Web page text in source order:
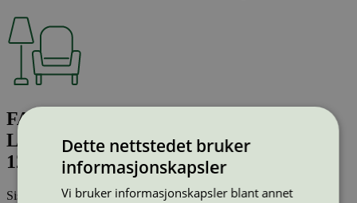
FALK Chair Black w/armrest - Tube
Legs 16mm. w/o Padded Seat. Item no.
12903-2052
Sist oppdatert14 jan 2026
Dette nettstedet bruker
informasjonskapsler
Vi bruker informasjonskapsler blant annet